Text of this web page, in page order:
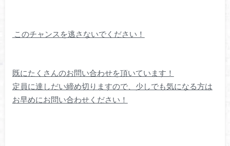
このチャンスを逃さないでください！
既にたくさんのお問い合わせを頂いています！
定員に達しだい締め切りますので、少しでも気になる方は
お早めにお問い合わせください！